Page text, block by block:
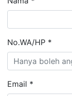
No.WA/HP *
Email *